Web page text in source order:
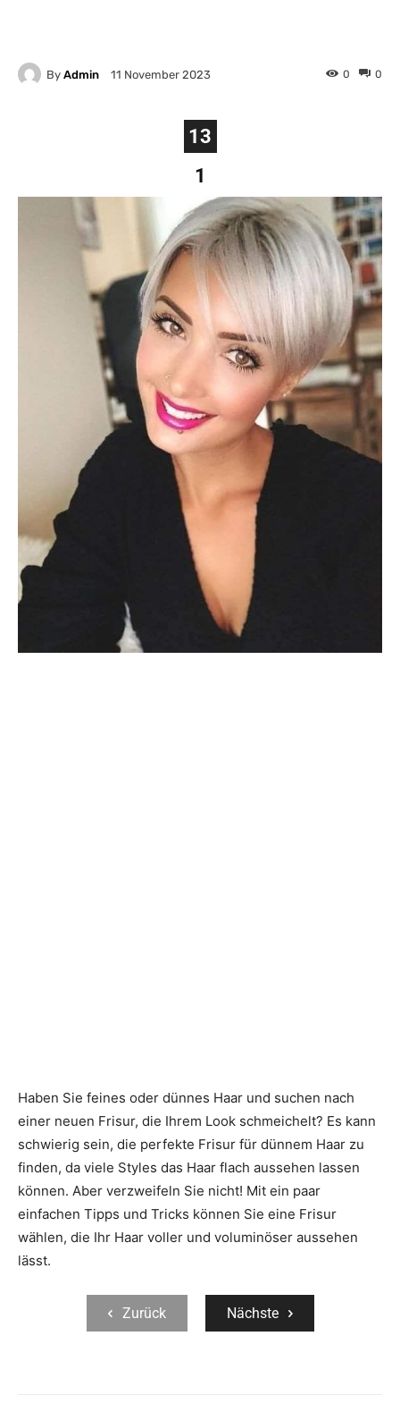
By Admin 11 November 2023 0
0
13
1
Haben Sie feines oder dünnes Haar und suchen nach
einer neuen Frisur, die Ihrem Look schmeichelt? Es kann
schwierig sein, die perfekte Frisur für dünnem Haar zu
finden, da viele Styles das Haar flach aussehen lassen
können. Aber verzweifeln Sie nicht! Mit ein paar
einfachen Tipps und Tricks können Sie eine Frisur
wählen, die Ihr Haar voller und voluminöser aussehen
lässt.
Zurück Nächste